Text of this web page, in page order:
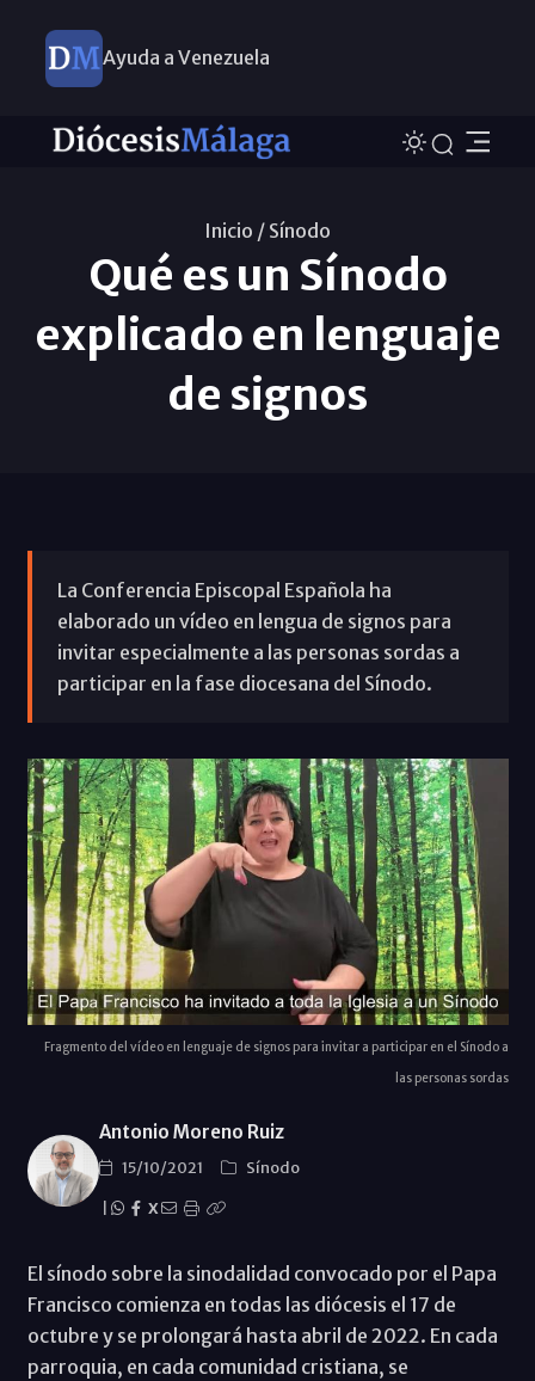
Ayuda a Venezuela
Inicio / Sínodo
Qué es un Sínodo
explicado en lenguaje
de signos
La Conferencia Episcopal Española ha
elaborado un vídeo en lengua de signos para
invitar especialmente a las personas sordas a
participar en la fase diocesana del Sínodo.
Fragmento del vídeo en lenguaje de signos para invitar a participar en el Sínodo a
las personas sordas
Antonio Moreno Ruiz
15/10/2021
Sínodo
X
El sínodo sobre la sinodalidad convocado por el Papa
Francisco comienza en todas las diócesis el 17 de
octubre y se prolongará hasta abril de 2022. En cada
parroquia, en cada comunidad cristiana, se